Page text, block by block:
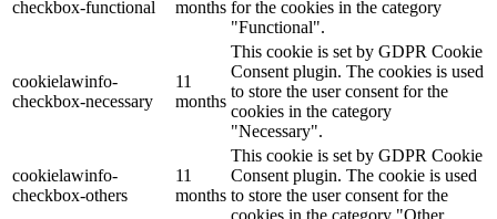
checkbox-functional
months for the cookies in the category
"Functional".
cookielawinfo-
checkbox-necessary
11
months
This cookie is set by GDPR Cookie
Consent plugin. The cookies is used
to store the user consent for the
cookies in the category
"Necessary".
cookielawinfo-
checkbox-others
11
months
This cookie is set by GDPR Cookie
Consent plugin. The cookie is used
to store the user consent for the